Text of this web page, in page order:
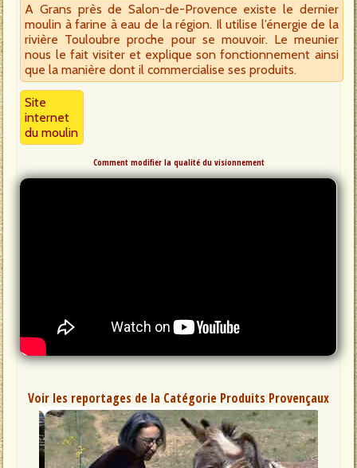
A Grans près de Salon-de-Provence existe le dernier
moulin à farine à eau de la région. Il utilise l’énergie de la
rivière Touloubre proche pour se mouvoir. Le meunier
nous le fait visiter et explique son fonctionnement ainsi
que la manière dont il commercialise ses produits.
Site
internet
du moulin
Comment modifier la qualité du visionnement
Voir les reportages de la Catégorie Produits Provençaux